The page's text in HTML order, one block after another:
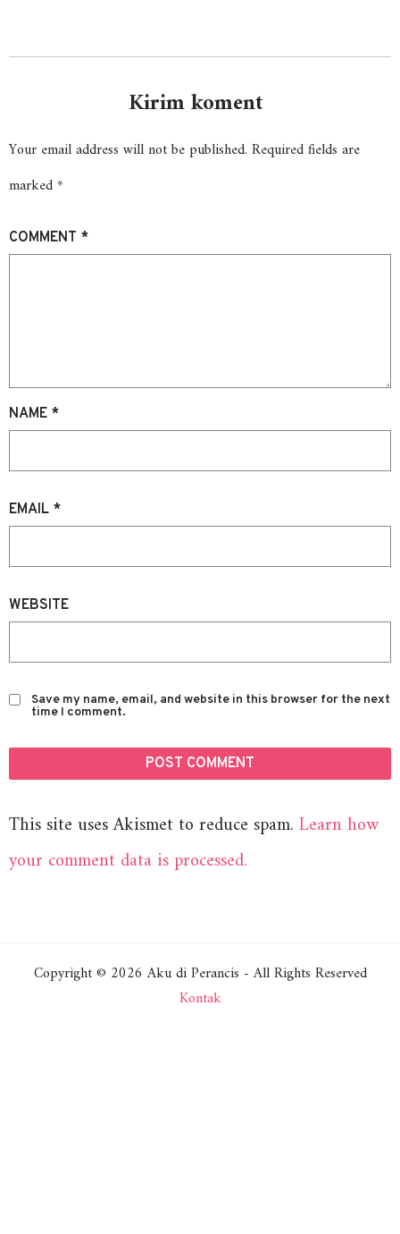
Kirim koment
Your email address will not be published. Required fields are
marked*
COMMENT *
NAME *
EMAIL *
WEBSITE
Save my name, email, and website in this browser for the next
time I comment.
This site uses Akismet to reduce spam. Learn how
your comment data is processed.
Copyright © 2026 Aku di Perancis - All Rights Reserved
Kontak